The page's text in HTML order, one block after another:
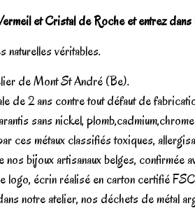
et Cristal de Roche et entrez
naturelles véritables.
de Mont St André (Be).
de 2 ans contre tout défaut de
sans nickel,
ces métaux classifiés toxiques,
bijoux artisanaux belges,
écrin réalisé en carton certifié
notre atelier, nos déchets de métal